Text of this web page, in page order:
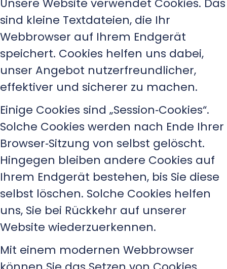
Unsere Website verwendet Cookies. Das
sind kleine Textdateien, die Ihr
Webbrowser auf Ihrem Endgerät
speichert. Cookies helfen uns dabei,
unser Angebot nutzerfreundlicher,
effektiver und sicherer zu machen.
Einige Cookies sind „Session‑Cookies“.
Solche Cookies werden nach Ende Ihrer
Browser‑Sitzung von selbst gelöscht.
Hingegen bleiben andere Cookies auf
Ihrem Endgerät bestehen, bis Sie diese
selbst löschen. Solche Cookies helfen
uns, Sie bei Rückkehr auf unserer
Website wiederzuerkennen.
Mit einem modernen Webbrowser